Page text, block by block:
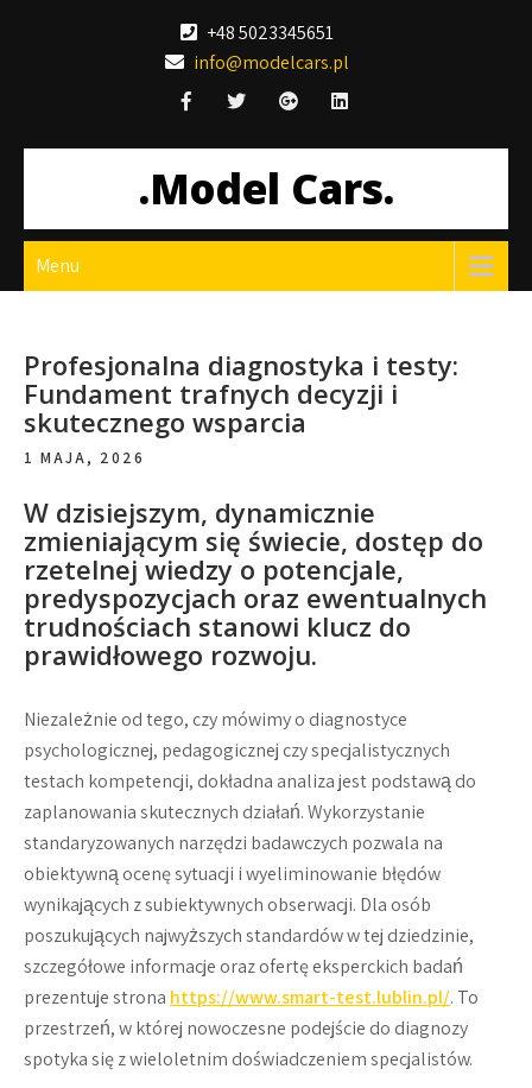
+48 5023345651
info@modelcars.pl
.Model Cars.
Menu
Profesjonalna diagnostyka i testy:
Fundament trafnych decyzji i
skutecznego wsparcia
1 MAJA, 2026
W dzisiejszym, dynamicznie
zmieniającym się świecie, dostęp do
rzetelnej wiedzy o potencjale,
predyspozycjach oraz ewentualnych
trudnościach stanowi klucz do
prawidłowego rozwoju.
Niezależnie od tego, czy mówimy o diagnostyce
psychologicznej, pedagogicznej czy specjalistycznych
testach kompetencji, dokładna analiza jest podstawą do
zaplanowania skutecznych działań. Wykorzystanie
standaryzowanych narzędzi badawczych pozwala na
obiektywną ocenę sytuacji i wyeliminowanie błędów
wynikających z subiektywnych obserwacji. Dla osób
poszukujących najwyższych standardów w tej dziedzinie,
szczegółowe informacje oraz ofertę eksperckich badań
prezentuje strona https://www.smart-test.lublin.pl/. To
przestrzeń, w której nowoczesne podejście do diagnozy
spotyka się z wieloletnim doświadczeniem specjalistów.